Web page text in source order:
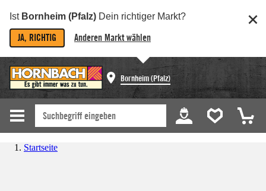
Ist Bornheim (Pfalz) Dein richtiger Markt?
JA, RICHTIG Anderen Markt wählen
Bornheim (Pfalz)
Startseite